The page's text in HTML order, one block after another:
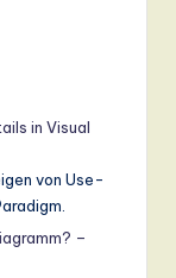
in Visual
von Use-
–